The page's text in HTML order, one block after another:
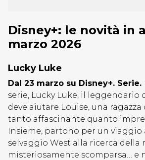
Disney+: le novità in
marzo 2026
Lucky Luke
Dal 23 marzo su Disney+. Serie.
serie, Lucky Luke, il leggendario
deve aiutare Louise, una
tanto affascinante quanto
Insieme, partono per un viaggio
selvaggio West alla ricerca della
misteriosamente scomparsa… e